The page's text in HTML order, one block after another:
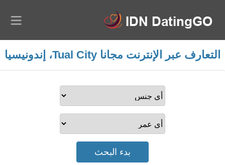
التعارف عبر الإنترنت مجانا Tual City، إندونيسيا